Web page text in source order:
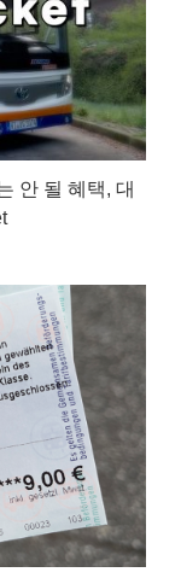
안 될 혜택, 대